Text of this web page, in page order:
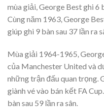
mùa giải, George Best ghi 6
Cùng năm 1963, George
giúp ghi 9 bàn sau 37 lần ra
Mùa giải 1964-1965,
của Manchester United và
những trận đấu quan trọng.
giành vé vào bán kết FA
bàn sau 59 lần ra sân.